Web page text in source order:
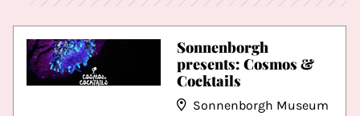
Sonnenborgh
presents: Cosmos &
Cocktails
Sonnenborgh Museum